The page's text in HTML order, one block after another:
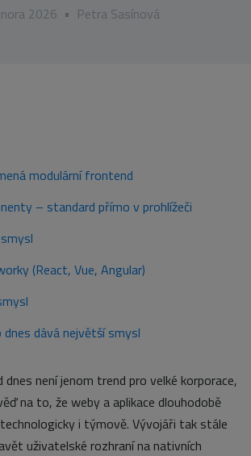
2026 • Petra Sasínová
modulární frontend
– standard přímo v prohlížeči
(React, Vue, Angular)
dává největší smysl
není jenom trend pro velké korporace,
na to, že weby a aplikace dlouhodobě
i týmově. Vývojáři tak stále
uživatelské rozhraní na nativních